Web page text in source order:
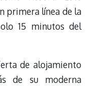
primera línea de la
15 minutos del
de alojamiento
de su moderna